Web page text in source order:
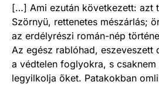
[…] Ami ezután következett: azt
Szörnyü, rettenetes mészárlás;
az erdélyrészi román-nép
Az egész rablóhad, eszeveszett
a védtelen foglyokra, s
legyilkolja őket. Patakokban